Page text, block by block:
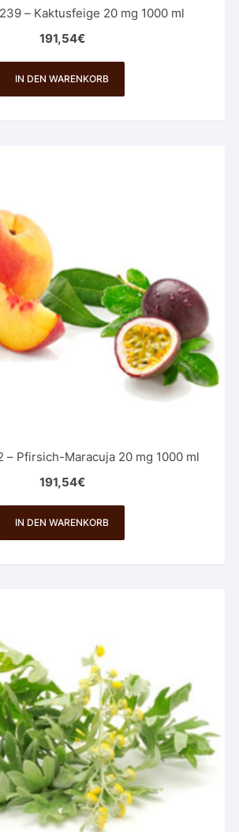
– Kaktusfeige 20 mg 1000 ml
191,54€
IN DEN WARENKORB
– Pfirsich-Maracuja 20 mg 1000 ml
191,54€
IN DEN WARENKORB